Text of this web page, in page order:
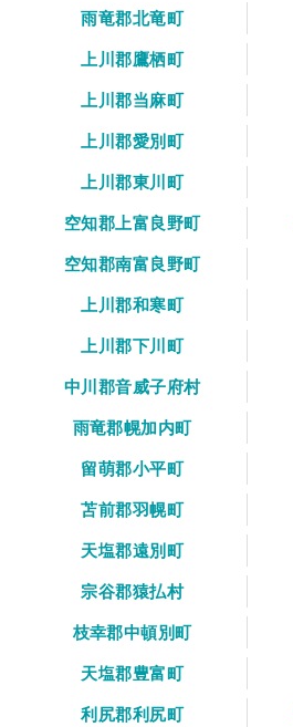
雨竜郡北竜町
上川郡鷹栖町
上川郡当麻町
上川郡愛別町
上川郡東川町
空知郡上富良野町
空知郡南富良野町
上川郡和寒町
上川郡下川町
中川郡音威子府村
雨竜郡幌加内町
留萌郡小平町
苫前郡羽幌町
天塩郡遠別町
宗谷郡猿払村
枝幸郡中頓別町
天塩郡豊富町
利尻郡利尻町